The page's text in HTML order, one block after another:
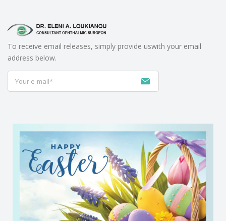
To receive email releases, simply provide uswith your email
address below.